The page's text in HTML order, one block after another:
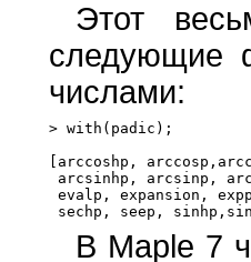
Этот
следующие
числами:
> with(padic);
[arccoshp,
arcsinhp, arcsinp,
evalp, expansion,
В Maple 7